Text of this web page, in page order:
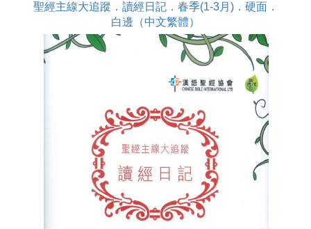
聖經主線大追蹤．讀經日記．春季(1-3月)．硬面．
白邊（中文繁體）